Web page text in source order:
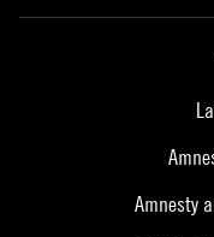
Amnesty